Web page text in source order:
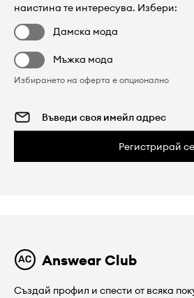
наистина те интересува. Избери:
Дамска мода
Мъжка мода
Избирането на оферта е опционално
Регистрирай се
Answear Club
Създай профил и спести от всяка